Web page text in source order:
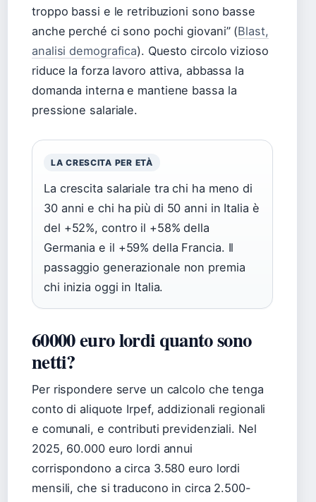
troppo bassi e le retribuzioni sono basse
anche perché ci sono pochi giovani” (Blast,
analisi demografica). Questo circolo vizioso
riduce la forza lavoro attiva, abbassa la
domanda interna e mantiene bassa la
pressione salariale.
LA CRESCITA PER ETÀ
La crescita salariale tra chi ha meno di
30 anni e chi ha più di 50 anni in Italia è
del +52%, contro il +58% della
Germania e il +59% della Francia. Il
passaggio generazionale non premia
chi inizia oggi in Italia.
60000 euro lordi quanto sono
netti?
Per rispondere serve un calcolo che tenga
conto di aliquote Irpef, addizionali regionali
e comunali, e contributi previdenziali. Nel
2025, 60.000 euro lordi annui
corrispondono a circa 3.580 euro lordi
mensili, che si traducono in circa 2.500-